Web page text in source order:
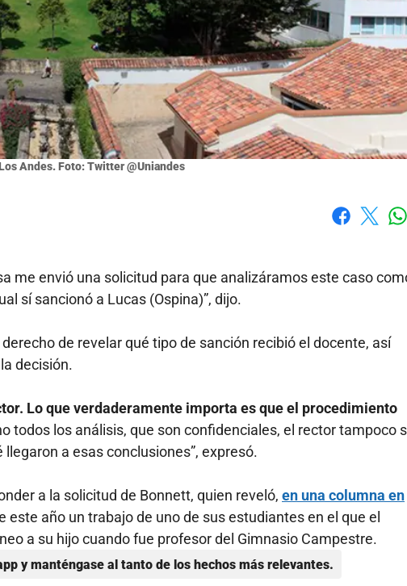
Andes. Foto: Twitter @Uniandes
me envió una solicitud para que analizáramos este caso
sí sancionó a Lucas (Ospina)”, dijo.
de revelar qué tipo de sanción recibió el docente, así
decisión.
Lo que verdaderamente importa es que el procedimiento
todos los análisis, que son confidenciales, el rector tampoco
a esas conclusiones”, expresó.
a la solicitud de Bonnett, quien reveló, en una columna en
este año un trabajo de uno de sus estudiantes en el que el
a su hijo cuando fue profesor del Gimnasio Campestre.
y manténgase al tanto de los hechos más relevantes.